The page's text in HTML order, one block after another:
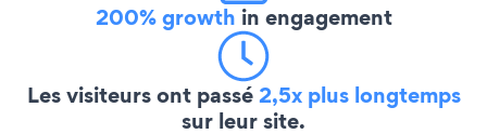
200% growth in engagement
Les visiteurs ont passé2,5x plus longtemps
sur leur site.